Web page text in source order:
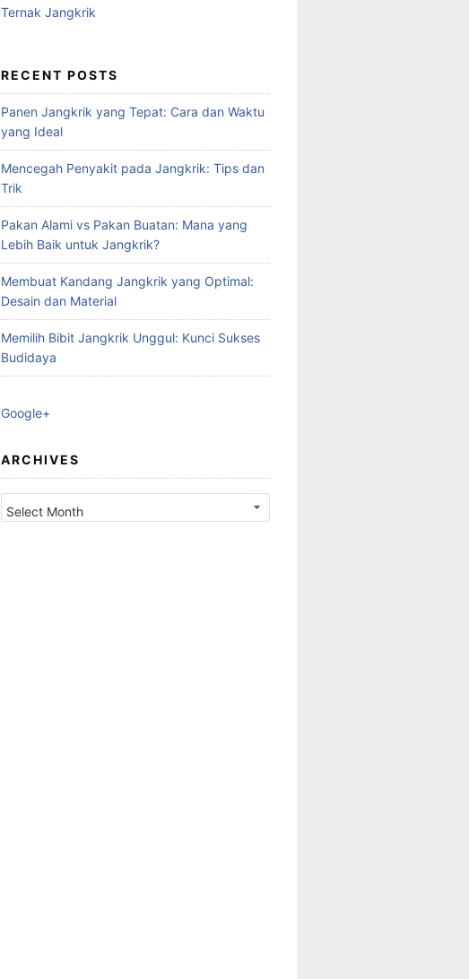
Ternak Jangkrik
RECENT POSTS
Panen Jangkrik yang Tepat: Cara dan Waktu
yang Ideal
Mencegah Penyakit pada Jangkrik: Tips dan
Trik
Pakan Alami vs Pakan Buatan: Mana yang
Lebih Baik untuk Jangkrik?
Membuat Kandang Jangkrik yang Optimal:
Desain dan Material
Memilih Bibit Jangkrik Unggul: Kunci Sukses
Budidaya
Google+
ARCHIVES
Archives